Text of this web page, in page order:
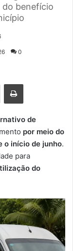
do benefício
0
de
por meio do
o início de junho.
para
do